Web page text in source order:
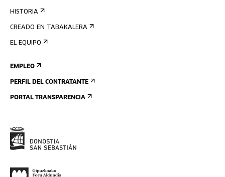
HISTORIA
CREADO EN TABAKALERA
EL EQUIPO
EMPLEO
PERFIL DEL CONTRATANTE
PORTAL TRANSPARENCIA